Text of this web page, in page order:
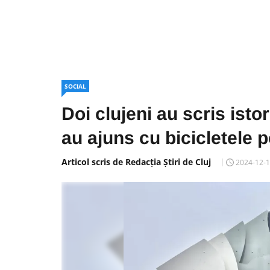
SOCIAL
Doi clujeni au scris
au ajuns cu bicicletele
Articol scris de Redacția Știri de Cluj 2024-12-